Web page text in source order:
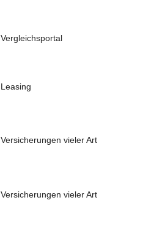
Vergleichsportal
Leasing
Versicherungen vieler Art
Versicherungen vieler Art